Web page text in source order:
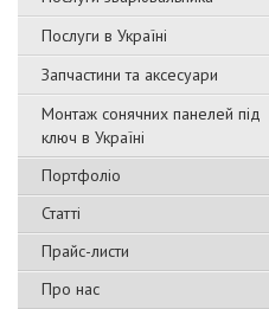
Послуги в Україні
Запчастини та аксесуари
Монтаж сонячних панелей під
ключ в Україні
Портфоліо
Статті
Прайс-листи
Про нас